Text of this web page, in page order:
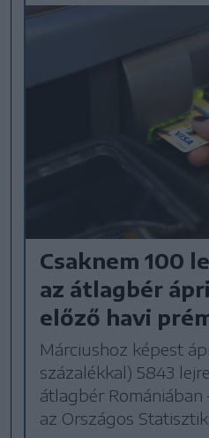
Csaknem 100
az átlagbér
előző havi
Márciushoz képest
százalékkal) 5843
átlagbér
az Országos